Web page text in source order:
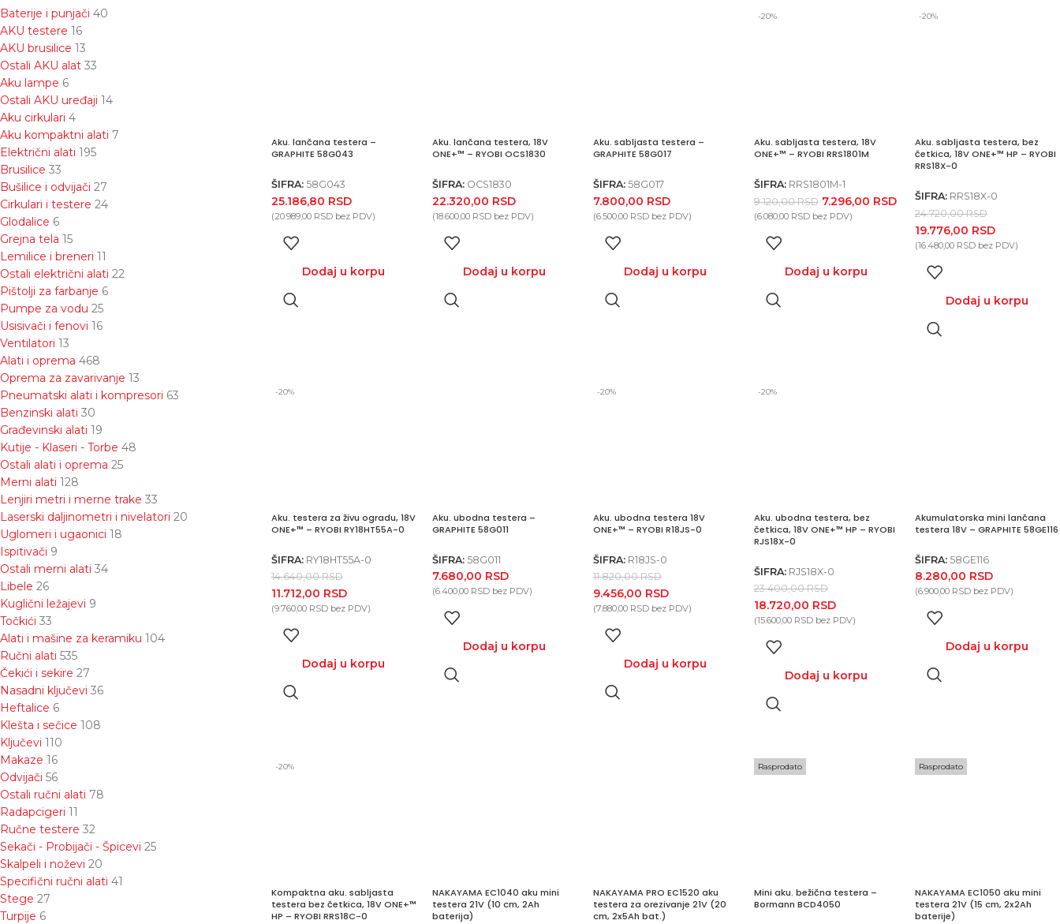
Baterije i punjači 40
AKU testere 16
AKU brusilice 13
Ostali AKU alat 33
Aku lampe 6
Ostali AKU uređaji 14
Aku cirkulari 4
Aku kompaktni alati 7
Električni alati 195
Brusilice 33
Bušilice i odvijači 27
Cirkulari i testere 24
Glodalice 6
Grejna tela 15
Lemilice i breneri 11
Ostali električni alati 22
Pištolji za farbanje 6
Pumpe za vodu 25
Usisivači i fenovi 16
Ventilatori 13
Alati i oprema 468
Oprema za zavarivanje 13
Pneumatski alati i kompresori 63
Benzinski alati 30
Građevinski alati 19
Kutije - Klaseri - Torbe 48
Ostali alati i oprema 25
Merni alati 128
Lenjiri metri i merne trake 33
Laserski daljinometri i nivelatori 20
Uglomeri i ugaonici 18
Ispitivači 9
Ostali merni alati 34
Libele 26
Kuglični ležajevi 9
Točkići 33
Alati i mašine za keramiku 104
Ručni alati 535
Čekići i sekire 27
Nasadni ključevi 36
Heftalice 6
Klešta i sečice 108
Ključevi 110
Makaze 16
Odvijači 56
Ostali ručni alati 78
Radapcigeri 11
Ručne testere 32
Sekači - Probijači - Špicevi 25
Skalpeli i noževi 20
Specifični ručni alati 41
Stege 27
Turpije 6
Aku. lančana testera –
GRAPHITE 58G043
ŠIFRA: 58G043
25.186,80 RSD
(20.989,00 RSDbez PDV)
Dodaj u korpu
Aku. lančana testera, 18V
ONE+™ – RYOBI OCS1830
ŠIFRA: OCS1830
22.320,00 RSD
(18.600,00 RSDbez PDV)
Dodaj u korpu
Aku. sabljasta testera –
GRAPHITE 58G017
ŠIFRA: 58G017
7.800,00 RSD
(6.500,00 RSDbez PDV)
Dodaj u korpu
-20%
Aku. sabljasta testera, 18V
ONE+™ – RYOBI RRS1801M
ŠIFRA: RRS1801M-1
9.120,00RSD 7.296,00 RSD
(6.080,00 RSDbez PDV)
Dodaj u korpu
-20%
Aku. sabljasta testera, bez
četkica, 18V ONE+™ HP – RYOBI
RRS18X-0
ŠIFRA: RRS18X-0
24.720,00RSD
19.776,00 RSD
(16.480,00 RSDbez PDV)
Dodaj u korpu
-20%
Aku. testera za živu ogradu, 18V
ONE+™ – RYOBI RY18HT55A-0
ŠIFRA: RY18HT55A-0
14.640,00RSD
11.712,00 RSD
(9.760,00 RSDbez PDV)
Dodaj u korpu
Aku. ubodna testera –
GRAPHITE 58G011
ŠIFRA: 58G011
7.680,00 RSD
(6.400,00 RSDbez PDV)
Dodaj u korpu
-20%
Aku. ubodna testera 18V
ONE+™ – RYOBI R18JS-0
ŠIFRA: R18JS-0
11.820,00RSD
9.456,00 RSD
(7.880,00 RSDbez PDV)
Dodaj u korpu
-20%
Aku. ubodna testera, bez
četkica, 18V ONE+™ HP – RYOBI
RJS18X-0
ŠIFRA: RJS18X-0
23.400,00RSD
18.720,00 RSD
(15.600,00 RSDbez PDV)
Dodaj u korpu
Akumulatorska mini lančana
testera 18V – GRAPHITE 58GE116
ŠIFRA: 58GE116
8.280,00 RSD
(6.900,00 RSDbez PDV)
Dodaj u korpu
-20%
Kompaktna aku. sabljasta
testera bez četkica, 18V ONE+™
HP – RYOBI RRS18C-0
NAKAYAMA EC1040 aku mini
testera 21V (10 cm, 2Ah
baterija)
NAKAYAMA PRO EC1520 aku
testera za orezivanje 21V (20
cm, 2x5Ah bat.)
Rasprodato
Mini aku. bežična testera –
Bormann BCD4050
Rasprodato
NAKAYAMA EC1050 aku mini
testera 21V (15 cm, 2x2Ah
baterije)